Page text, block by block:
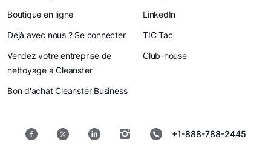
Boutique en ligne
Déjà avec nous ? Se connecter
Vendez votre entreprise de
nettoyage à Cleanster
Bon d'achat Cleanster Business
LinkedIn
TIC Tac
Club-house
+1-888-788-2445